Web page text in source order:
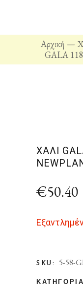
Αρχική
GALA
ΧΑΛΙ
€50.40
SKU: 5-58-
ΚΑΤΗΓΟΡΊΑ